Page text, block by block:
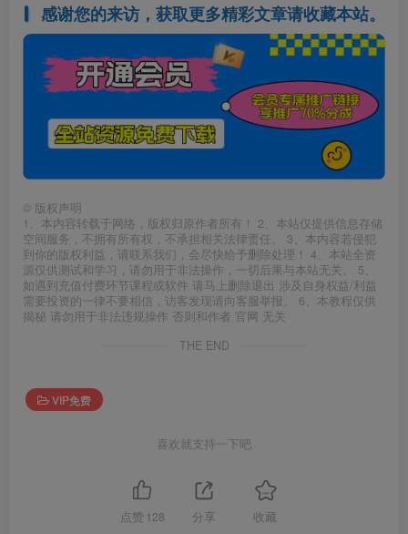
感谢您的来访，获取更多精彩文章请收藏本站。
© 版权声明
1、本内容转载于网络，版权归原作者所有！ 2、本站仅提供信息存储
空间服务，不拥有所有权，不承担相关法律责任。 3、本内容若侵犯
到你的版权利益，请联系我们，会尽快给予删除处理！ 4、本站全资
源仅供测试和学习，请勿用于非法操作，一切后果与本站无关。 5、
如遇到充值付费环节课程或软件 请马上删除退出 涉及自身权益/利益
需要投资的一律不要相信，访客发现请向客服举报。 6、本教程仅供
揭秘 请勿用于非法违规操作 否则和作者 官网 无关
THE END
VIP免费
喜欢就支持一下吧
点赞 128 分享 收藏